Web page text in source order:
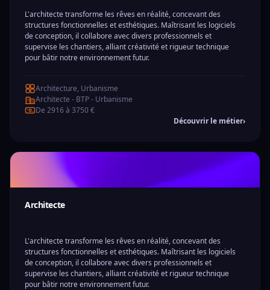
L'architecte transforme les rêves en réalité, concevant des
structures fonctionnelles et esthétiques. Maîtrisant les logiciels
de conception, il collabore avec divers professionnels et
supervise les chantiers, alliant créativité et rigueur technique
pour bâtir notre environnement futur.
Architecture, Urbanisme
Architecte - BTP - Urbanisme
De 2916 à 3750 €
Découvrir le métier›
Architecte
L'architecte transforme les rêves en réalité, concevant des
structures fonctionnelles et esthétiques. Maîtrisant les logiciels
de conception, il collabore avec divers professionnels et
supervise les chantiers, alliant créativité et rigueur technique
pour bâtir notre environnement futur.